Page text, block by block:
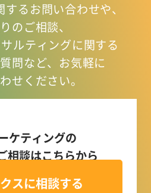
るお問い合わせや、
のご相談、
ルティングに関する
質問など、お気軽に
せください。
ケティングの
相談はこちらから
スに相談する